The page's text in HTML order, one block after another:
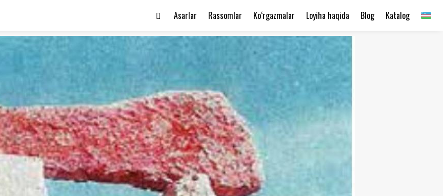
Katalog
Blog
Loyiha haqida
Ko‘rgazmalar
Rassomlar
Asarlar